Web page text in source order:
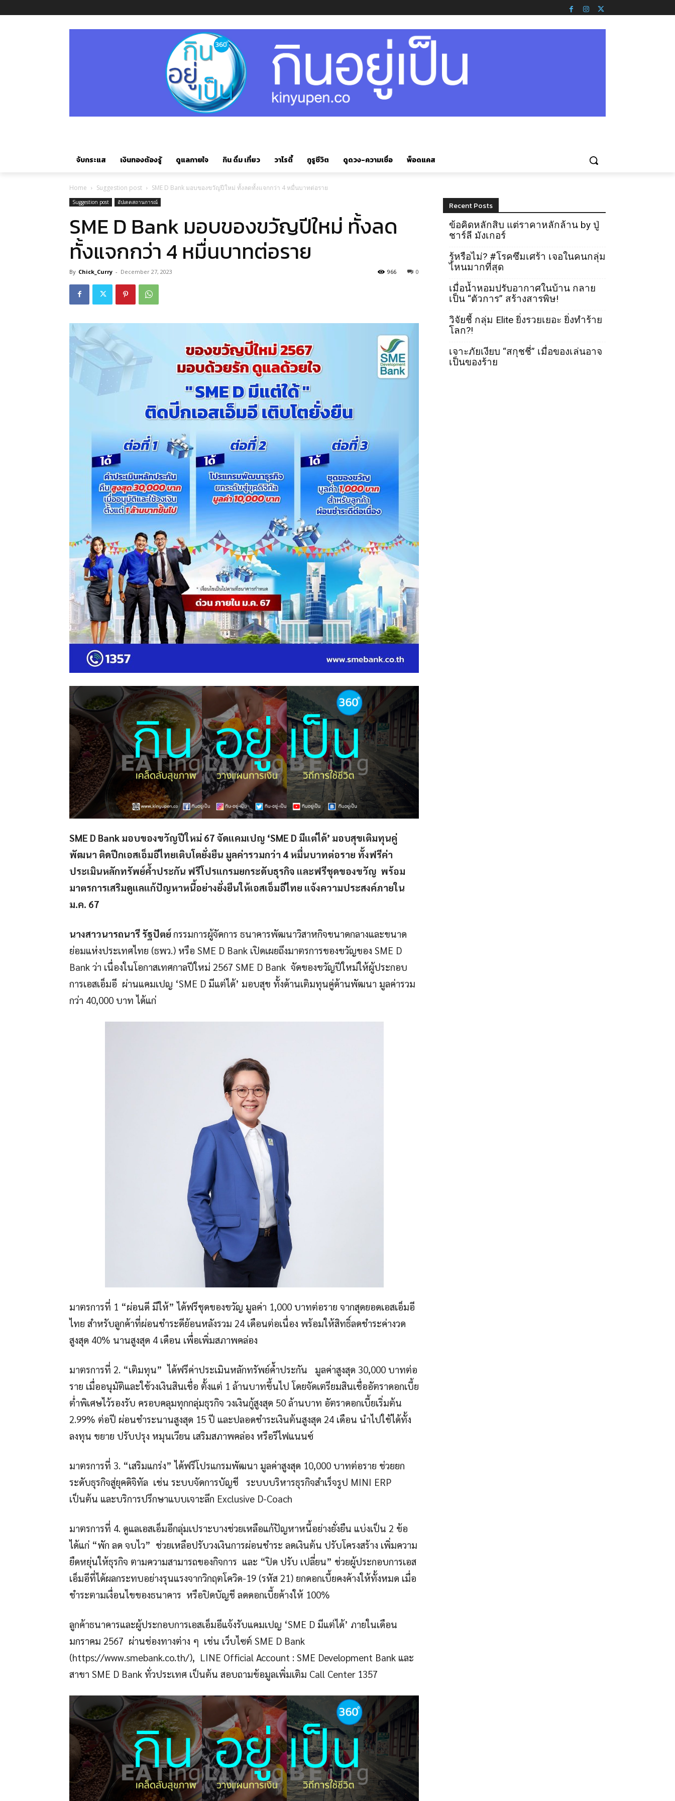
จับกระแส เงินทองต้องรู้ ดูแลกายใจ กิน ดื่ม เที่ยว วาไรตี้ กูรูชีวิต ดูดวง-ความเชื่อ พ็อดแคส
Home Suggestion post SME D Bank มอบของขวัญปีใหม่ ทั้งลดทั้งแจกกว่า 4 หมื่นบาทต่อราย
Suggestion post อัปเดตสถานการณ์
SME D Bank มอบของขวัญปีใหม่ ทั้งลด
ทั้งแจกกว่า 4 หมื่นบาทต่อราย
By Chick_Curry - December 27, 2023 0
966
SME D Bank มอบของขวัญปีใหม่ 67 จัดแคมเปญ ‘SME D มีแต่ได้’ มอบสุขเติมทุนคู่
พัฒนา ติดปีกเอสเอ็มอีไทยเติบโตยั่งยืน มูลค่ารวมกว่า 4 หมื่นบาทต่อราย ทั้งฟรีค่า
ประเมินหลักทรัพย์ค้ำประกัน ฟรีโปรแกรมยกระดับธุรกิจ และฟรีชุดของขวัญ พร้อม
มาตรการเสริมดูแลแก้ปัญหาหนี้อย่างยั่งยืนให้เอสเอ็มอีไทย แจ้งความประสงค์ภายใน
ม.ค. 67
นางสาวนารถนารี รัฐปัตย์ กรรมการผู้จัดการ ธนาคารพัฒนาวิสาหกิจขนาดกลางและขนาด
ย่อมแห่งประเทศไทย (ธพว.) หรือ SME D Bank เปิดเผยถึงมาตรการของขวัญของ SME D
Bank ว่า เนื่องในโอกาสเทศกาลปีใหม่ 2567 SME D Bank จัดของขวัญปีใหม่ให้ผู้ประกอบ
การเอสเอ็มอี ผ่านแคมเปญ ‘SME D มีแต่ได้’ มอบสุข ทั้งด้านเติมทุนคู่ด้านพัฒนา มูลค่ารวม
กว่า 40,000 บาท ได้แก่
มาตรการที่ 1 “ผ่อนดี มีให้” ได้ฟรีชุดของขวัญ มูลค่า 1,000 บาทต่อราย จากสุดยอดเอสเอ็มอี
ไทย สำหรับลูกค้าที่ผ่อนชำระดีย้อนหลังรวม 24 เดือนต่อเนื่อง พร้อมให้สิทธิ์ลดชำระค่างวด
สูงสุด 40% นานสูงสุด 4 เดือน เพื่อเพิ่มสภาพคล่อง
มาตรการที่ 2. “เติมทุน” ได้ฟรีค่าประเมินหลักทรัพย์ค้ำประกัน มูลค่าสูงสุด 30,000 บาทต่อ
ราย เมื่ออนุมัติและใช้วงเงินสินเชื่อ ตั้งแต่ 1 ล้านบาทขึ้นไป โดยจัดเตรียมสินเชื่ออัตราดอกเบี้ย
ต่ำพิเศษไว้รองรับ ครอบคลุมทุกกลุ่มธุรกิจ วงเงินกู้สูงสุด 50 ล้านบาท อัตราดอกเบี้ยเริ่มต้น
2.99% ต่อปี ผ่อนชำระนานสูงสุด 15 ปี และปลอดชำระเงินต้นสูงสุด 24 เดือน นำไปใช้ได้ทั้ง
ลงทุน ขยาย ปรับปรุง หมุนเวียน เสริมสภาพคล่อง หรือรีไฟแนนซ์
มาตรการที่ 3. “เสริมแกร่ง” ได้ฟรีโปรแกรมพัฒนา มูลค่าสูงสุด 10,000 บาทต่อราย ช่วยยก
ระดับธุรกิจสู่ยุคดิจิทัล เช่น ระบบจัดการบัญชี ระบบบริหารธุรกิจสำเร็จรูป MINI ERP
เป็นต้น และบริการปรึกษาแบบเจาะลึก Exclusive D-Coach
มาตรการที่ 4. ดูแลเอสเอ็มอีกลุ่มเปราะบางช่วยเหลือแก้ปัญหาหนี้อย่างยั่งยืน แบ่งเป็น 2 ข้อ
ได้แก่ “พัก ลด จบไว” ช่วยเหลือปรับวงเงินการผ่อนชำระ ลดเงินต้น ปรับโครงสร้าง เพิ่มความ
ยืดหยุ่นให้ธุรกิจ ตามความสามารถของกิจการ และ “ปิด ปรับ เปลี่ยน” ช่วยผู้ประกอบการเอส
เอ็มอีที่ได้ผลกระทบอย่างรุนแรงจากวิกฤตโควิด-19 (รหัส 21) ยกดอกเบี้ยคงค้างให้ทั้งหมด เมื่อ
ชำระตามเงื่อนไขของธนาคาร หรือปิดบัญชี ลดดอกเบี้ยค้างให้ 100%
ลูกค้าธนาคารและผู้ประกอบการเอสเอ็มอีแจ้งรับแคมเปญ ‘SME D มีแต่ได้’ ภายในเดือน
มกราคม 2567 ผ่านช่องทางต่าง ๆ เช่น เว็บไซต์ SME D Bank
(https://www.smebank.co.th/), LINE Official Account : SME Development Bank และ
สาขา SME D Bank ทั่วประเทศ เป็นต้น สอบถามข้อมูลเพิ่มเติม Call Center 1357
Recent Posts
ข้อคิดหลักสิบ แต่ราคาหลักล้าน by ปู่
ชาร์ลี มังเกอร์
รู้หรือไม่? #โรคซึมเศร้า เจอในคนกลุ่ม
ไหนมากที่สุด
เมื่อน้ำหอมปรับอากาศในบ้าน กลาย
เป็น “ตัวการ” สร้างสารพิษ!
วิจัยชี้ กลุ่ม Elite ยิ่งรวยเยอะ ยิ่งทำร้าย
โลก?!
เจาะภัยเงียบ “สกุชชี่” เมื่อของเล่นอาจ
เป็นของร้าย